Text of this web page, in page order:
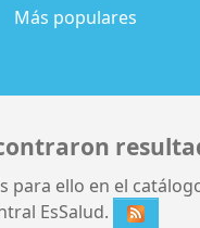
Más populares
para ello en el
EsSalud.